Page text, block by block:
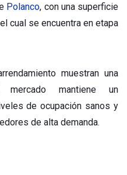
Polanco, con una superficie
cual se encuentra en etapa
muestran una
mercado mantiene un
de ocupación sanos y
de alta demanda.